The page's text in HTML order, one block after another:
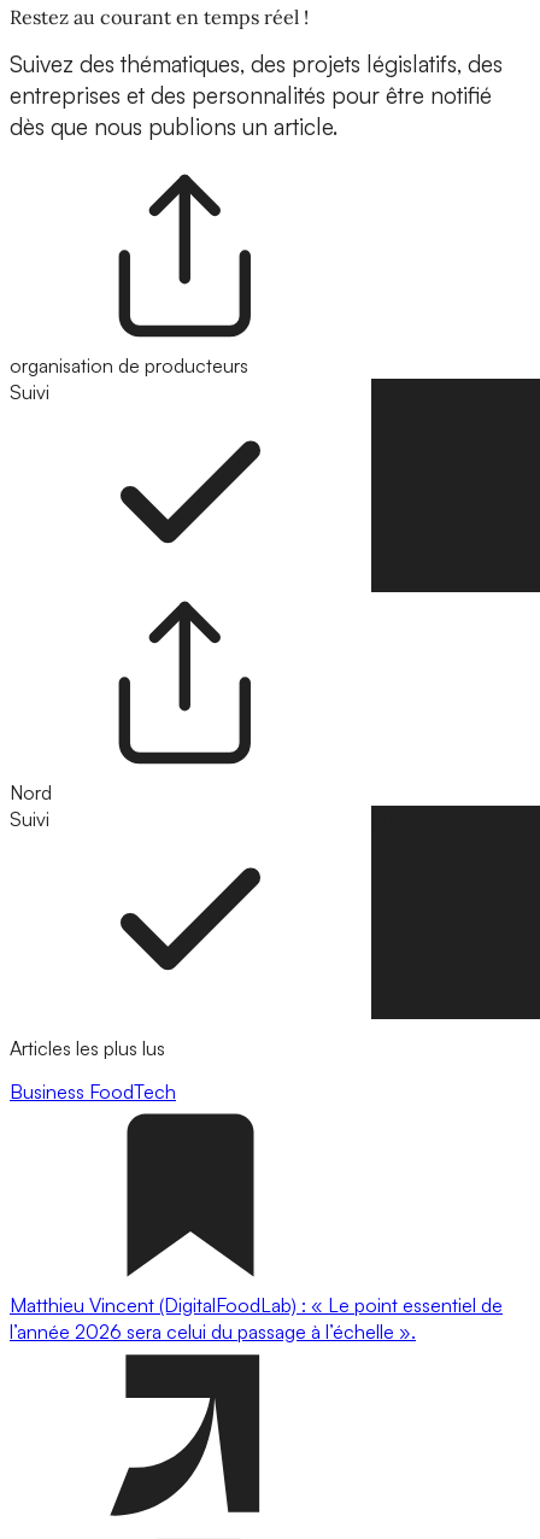
Restez au courant en temps réel !
Suivez des thématiques, des projets législatifs, des
entreprises et des personnalités pour être notifié
dès que nous publions un article.
organisation de producteurs
Suivi
Nord
Suivi
Articles les plus lus
Business FoodTech
Matthieu Vincent (DigitalFoodLab) : « Le point essentiel de
l’année 2026 sera celui du passage à l’échelle ».